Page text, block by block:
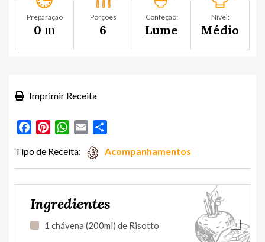
Preparação
0 m
Porções
6
Confeção:
Lume
Nível:
Médio
Imprimir Receita
FacebookPinterestWhatsApp
Email
Tipo de Receita: Acompanhamentos
Ingredientes
+
1 chávena (200ml) de Risotto